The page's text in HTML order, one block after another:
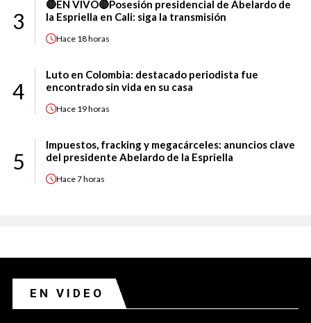
3
🔴EN VIVO🔴Posesión presidencial de Abelardo de
la Espriella en Cali: siga la transmisión
Hace 18 horas
4
Luto en Colombia: destacado periodista fue
encontrado sin vida en su casa
Hace 19 horas
5
Impuestos, fracking y megacárceles: anuncios clave
del presidente Abelardo de la Espriella
Hace7 horas
EN VIDEO